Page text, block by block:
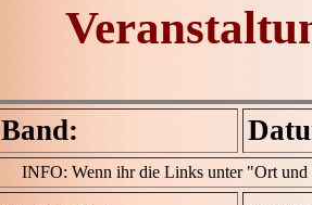
Band:
INFO: Wenn ihr die Links unter "Ort